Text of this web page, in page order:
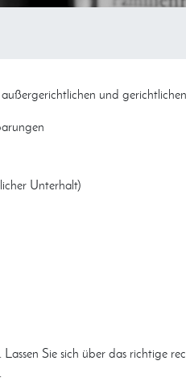
und
Unterhalt)
Sie sich über das richtige